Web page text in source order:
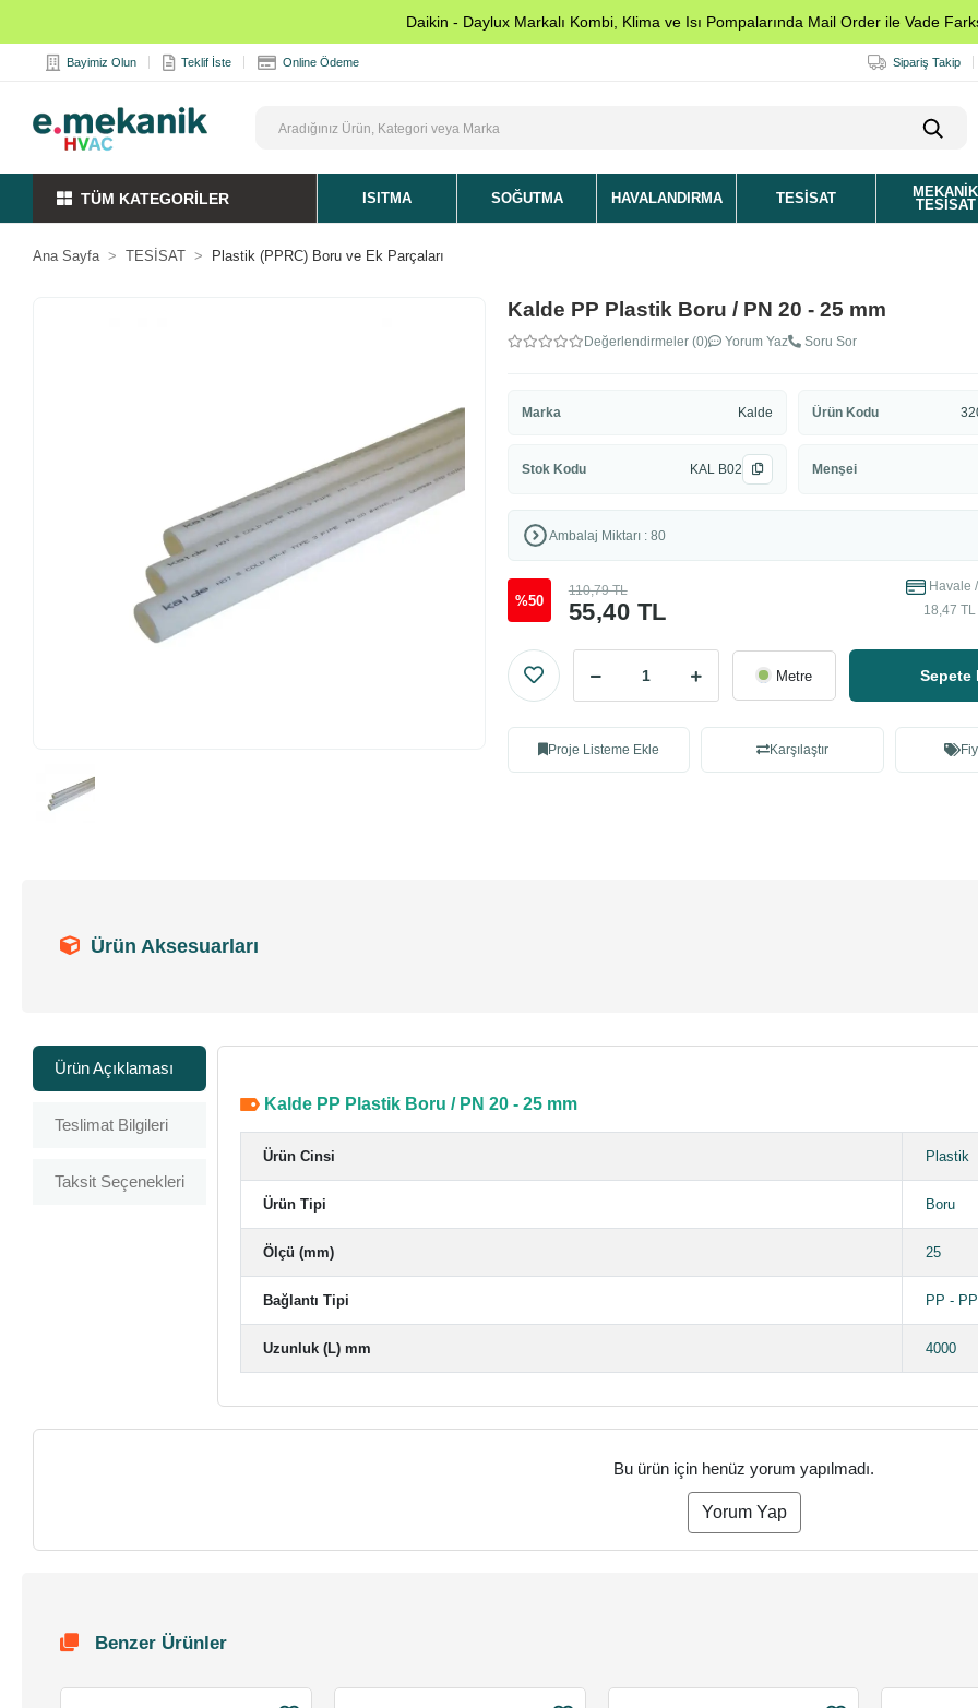
Daikin - Daylux Markalı Kombi, Klima ve Isı Pompalarında Mail Order ile Vade
Bayimiz Olun Teklif İste Online Ödeme Sipariş Takip
TÜM KATEGORİLER ISITMA SOĞUTMA HAVALANDIRMA TESISAT
MEKANIK
TESISAT
Ana Sayfa TESİSAT Plastik (PPRC) Boru ve Ek Parçaları
Kalde PP Plastik Boru / PN 20 - 25 mm
Değerlendirmeler (0) Yorum Yaz Soru Sor
Marka Kalde Ürün Kodu
Stok Kodu KAL B02 Menşei
Ambalaj Miktarı : 80
%50 55,40 TL
110,79 TL
Havale
18,47
Metre Sepete
Proje Listeme Ekle Karşılaştır
Ürün Aksesuarları
Ürün Açıklaması
Teslimat Bilgileri
Taksit Seçenekleri
Kalde PP Plastik Boru / PN 20 - 25 mm
Ürün Cinsi Plastik
Ürün Tipi Boru
Ölçü (mm) 25
Bağlantı Tipi PP - PP
Uzunluk (L) mm 4000
Bu ürün için henüz yorum yapılmadı.
Yorum Yap
Benzer Ürünler